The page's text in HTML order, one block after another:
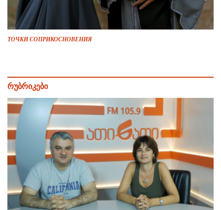
ТОЧКИ СОПРИКОСНОВЕНИЯ
რუბრიკები